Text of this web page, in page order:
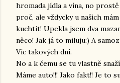
hromada jídla a vína, no
proč, ale vždycky u našich
kuchtit! Upekla jsem dva
něco! Jak já to miluju:) A
Víc takových dní.
No a k čemu se tu vlastně
Máme auto!!! Jako fakt!! Je to